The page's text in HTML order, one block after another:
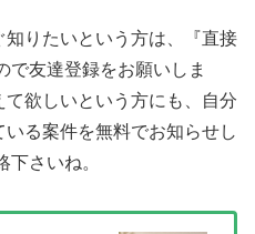
りたいという方は、
『直接
で友達登録をお願いしま
て欲しいという方にも、自分
る案件を無料でお知らせし
下さいね。